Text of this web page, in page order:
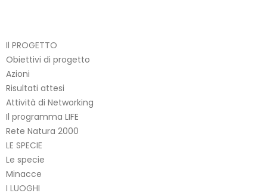
Il PROGETTO
Obiettivi di progetto
Azioni
Risultati attesi
Attività di Networking
Il programma LIFE
Rete Natura 2000
LE SPECIE
Le specie
Minacce
I LUOGHI